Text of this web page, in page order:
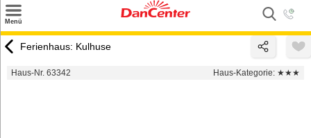
Menü
Urlaubsziele
Ferienhaus: Kulhuse
Haus-Nr. 63342 Haus-Kategorie: ★★★